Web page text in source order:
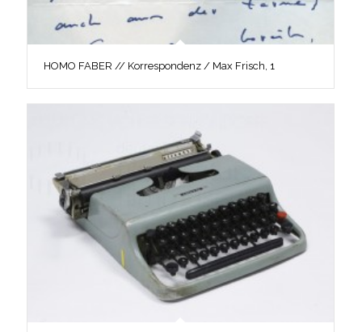
HOMO FABER // Korrespondenz / Max Frisch, 1